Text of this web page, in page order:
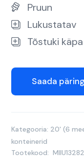
Pruun
Lukustatav
Tõstuki
Saada päring
Kategooria: 20' (6
konteinerid
Tootekood: